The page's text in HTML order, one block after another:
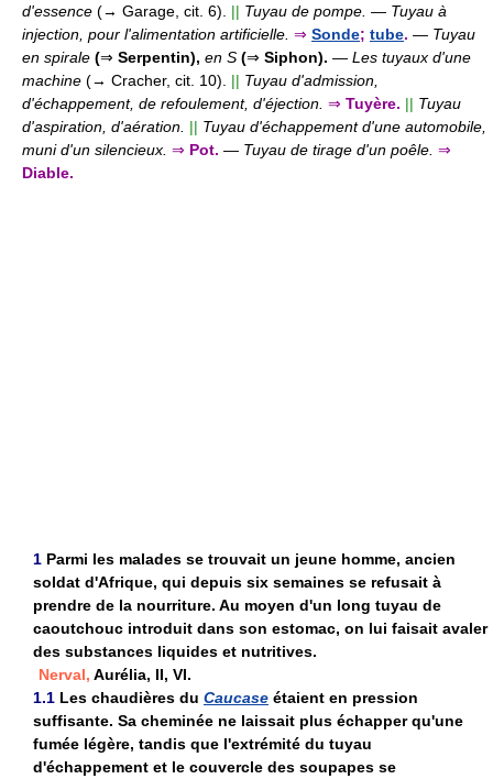
d'essence (→ Garage, cit. 6). || Tuyau de pompe. — Tuyau à
injection, pour l'alimentation artificielle. ⇒ Sonde; tube. — Tuyau
en spirale (⇒ Serpentin), en S (⇒ Siphon). — Les tuyaux d'une
machine (→ Cracher, cit. 10). || Tuyau d'admission,
d'échappement, de refoulement, d'éjection. ⇒ Tuyère. || Tuyau
d'aspiration, d'aération. || Tuyau d'échappement d'une automobile,
muni d'un silencieux. ⇒ Pot. — Tuyau de tirage d'un poêle. ⇒
Diable.
1 Parmi les malades se trouvait un jeune homme, ancien
soldat d'Afrique, qui depuis six semaines se refusait à
prendre de la nourriture. Au moyen d'un long tuyau de
caoutchouc introduit dans son estomac, on lui faisait avaler
des substances liquides et nutritives.
Nerval, Aurélia, II, VI.
1.1 Les chaudières du Caucase étaient en pression
suffisante. Sa cheminée ne laissait plus échapper qu'une
fumée légère, tandis que l'extrémité du tuyau
d'échappement et le couvercle des soupapes se